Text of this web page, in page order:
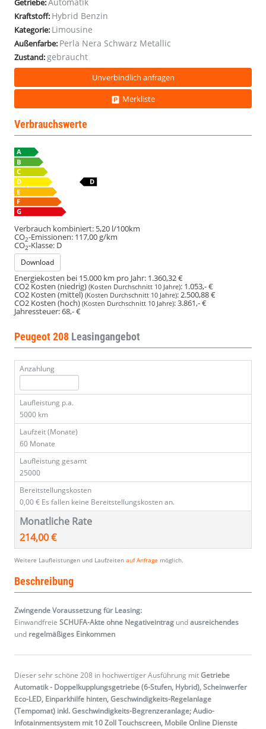
Getriebe:
Kraftstoff: Hybrid Benzin
Kategorie: Limousine
Außenfarbe: Perla Nera Schwarz Metallic
Zustand: gebraucht
Unverbindlich anfragen
Merkliste
Verbrauchswerte
Verbrauch kombiniert: 5,20 l/100km
CO2-Emissionen: 117,00 g/km
CO2-Klasse: D
Download
Energiekosten bei 15.000 km pro Jahr: 1.360,32 €
CO2 Kosten (niedrig) (Kosten Durchschnitt 10 Jahre): 1.053,- €
CO2 Kosten (mittel)(Kosten Durchschnitt 10 Jahre):2.500,88 €
CO2 Kosten (hoch) (Kosten Durchschnitt 10 Jahre):3.861,- €
Jahressteuer:68,- €
Peugeot 208 Leasingangebot
Anzahlung
Laufleistung p.a.
5000 km
Laufzeit (Monate)
60 Monate
Laufleistung gesamt
25000
Bereitstellungskosten
0,00 € Es fallen keine Bereitstellungskosten an.
Monatliche Rate
214,00 €
Weitere Laufleistungen und Laufzeiten auf Anfrage möglich.
Beschreibung
Zwingende Voraussetzung für Leasing:
Einwandfreie SCHUFA-Akte ohne Negativeintrag undausreichendes
und regelmäßiges Einkommen
Dieser sehr schöne 208 in hochwertiger Ausführung mitGetriebe
Automatik - Doppelkupplungsgetriebe (6-Stufen, Hybrid), Scheinwerfer
Eco-LED, Einparkhilfe hinten, Geschwindigkeits-Regelanlage
(Tempomat) inkl. Geschwindigkeits-Begrenzeranlage; Audio-
Infotainmentsystem mit 10 Zoll Touchscreen, Mobile Online Dienste